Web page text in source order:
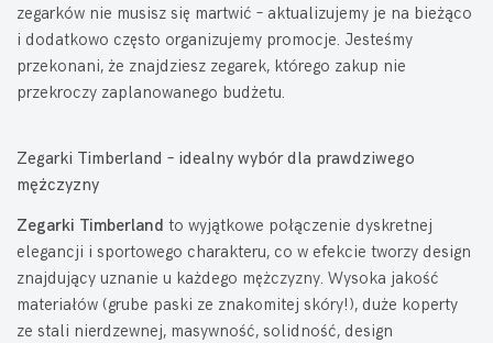
zegarków nie musisz się martwić – aktualizujemy je na bieżąco
i dodatkowo często organizujemy promocje. Jesteśmy
przekonani, że znajdziesz zegarek, którego zakup nie
przekroczy zaplanowanego budżetu.
Zegarki Timberland – idealny wybór dla prawdziwego
mężczyzny
Zegarki Timberland to wyjątkowe połączenie dyskretnej
elegancji i sportowego charakteru, co w efekcie tworzy design
znajdujący uznanie u każdego mężczyzny. Wysoka jakość
materiałów (grube paski ze znakomitej skóry!), duże koperty
ze stali nierdzewnej, masywność, solidność, design